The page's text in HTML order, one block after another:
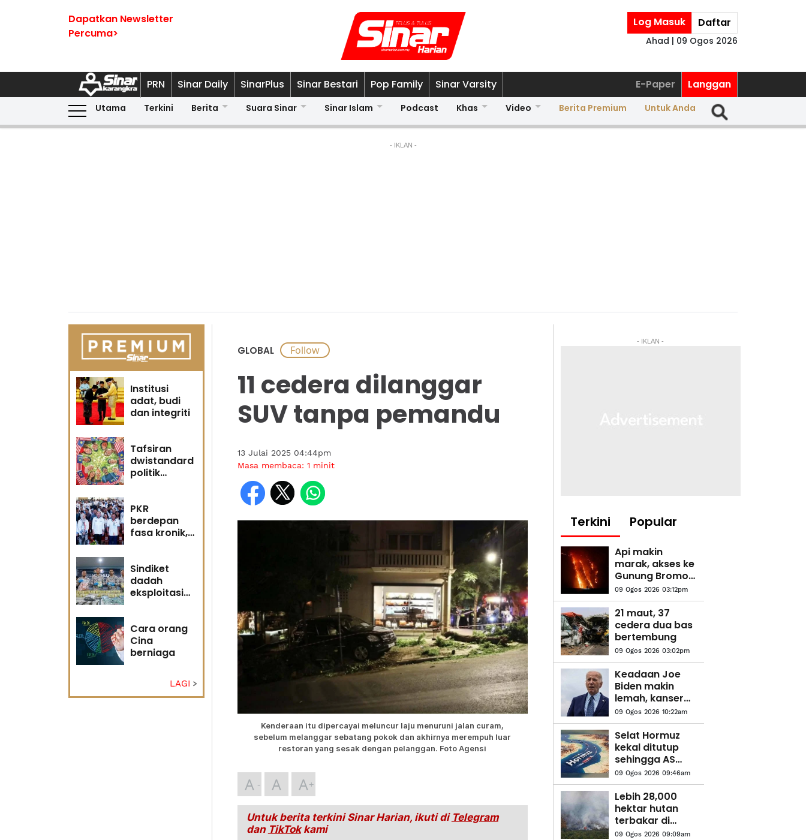
Dapatkan Newsletter
Percuma>
Log Masuk Daftar
Ahad | 09 Ogos 2026
PRN Sinar Daily SinarPlus Sinar Bestari Pop Family Sinar Varsity E-Paper Langgan
Utama Terkini Berita Suara Sinar Sinar Islam Podcast Khas Video Berita Premium Untuk Anda
- IKLAN -
Institusi
adat, budi
dan integriti
Tafsiran
dwistandard
politik
PKR
berdepan
fasa kronik,
memihak
Anwar?
Sindiket
dadah
eksploitasi
Cara orang
Cina
berniaga
LAGI
GLOBAL
11 cedera dilanggar
SUV tanpa pemandu
13 Julai 2025 04:44pm
Masa membaca: 1 minit
Kenderaan itu dipercayai meluncur laju menuruni jalan curam,
sebelum melanggar sebatang pokok dan akhirnya merempuh luar
restoran yang sesak dengan pelanggan. Foto Agensi
A A A
Untuk berita terkini Sinar Harian, ikuti di Telegram
dan TikTokkami
- IKLAN -
Terkini Popular
Api makin
marak, akses ke
Gunung Bromo
ditutup
sepenuhnya
09 Ogos 2026 03:12pm
21 maut, 37
cedera dua bas
bertembung
09 Ogos 2026 03:02pm
Keadaan Joe
Biden makin
lemah, kanser
prostat
merebak ke
tulang
09 Ogos 2026 10:22am
Selat Hormuz
kekal ditutup
sehingga AS
penuhi tuntutan
Teheran
09 Ogos 2026 09:46am
Lebih 28,000
hektar hutan
terbakar di
Kalimantan
09 Ogos 2026 09:09am